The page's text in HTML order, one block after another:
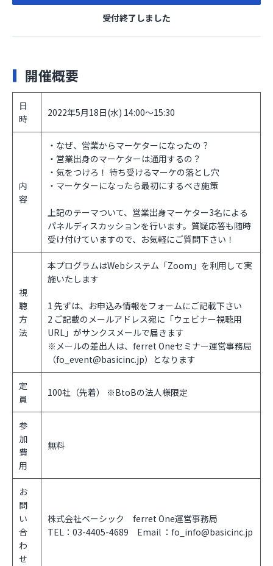
受付終了しました
開催概要
日
時
2022年5月18日(水) 14:00〜15:30
内
容
・なぜ、営業からマーケターになったの？
・営業出身のマーケターは通用するの？
・気をつけろ！ 待ち受けるマーケの落とし穴
・マーケターになったら最初にするべき施策
上記のテーマついて、営業出身マーケター3名による
パネルディスカッションを行います。質疑応答も随時
受け付けていますので、お気軽にご質問下さい！
視
聴
方
法
本プログラムはWebシステム「Zoom」を利用して実
施いたします
1 先ずは、お申込み情報をフォームにご記載下さい
2 ご記載のメールアドレス宛に「ウェビナー視聴用
URL」がサンクスメールで届きます
※メールの差出人は、ferret Oneセミナー運営事務局
（fo_event@basicinc.jp）となります
定
員
100社（先着） ※BtoBの法人様限定
参
加
費
用
無料
お
問
い
合
わ
せ
株式会社ベーシック ferret One運営事務局
TEL：03-4405-4689 Email ：fo_info@basicinc.jp